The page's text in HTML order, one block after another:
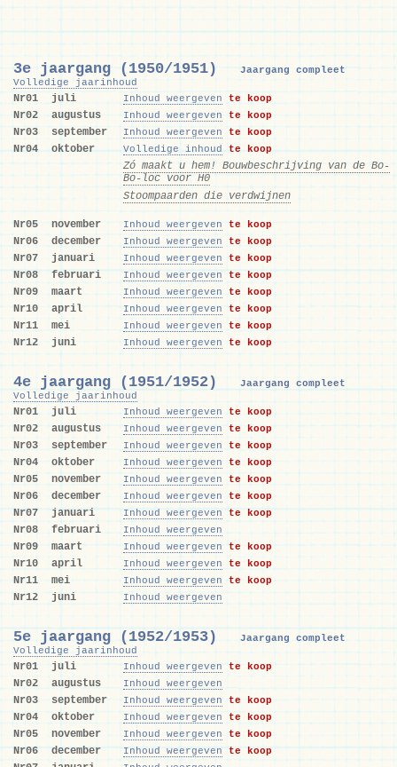
3e jaargang (1950/1951)
Jaargang compleet
Volledige jaarinhoud
Nr01 juli Inhoud weergeven te koop
Nr02 augustus Inhoud weergeven te koop
Nr03 september Inhoud weergeven te koop
Nr04 oktober Volledige inhoud te koop
Zó maakt u hem! Bouwbeschrijving van de Bo-
Bo-loc voor H0
Stoompaarden die verdwijnen
Nr05 november Inhoud weergeven te koop
Nr06 december Inhoud weergeven te koop
Nr07 januari Inhoud weergeven te koop
Nr08 februari Inhoud weergeven te koop
Nr09 maart Inhoud weergeven te koop
Nr10 april Inhoud weergeven te koop
Nr11 mei Inhoud weergeven te koop
Nr12 juni Inhoud weergeven te koop
4e jaargang (1951/1952)
Jaargang compleet
Volledige jaarinhoud
Nr01 juli Inhoud weergeven te koop
Nr02 augustus Inhoud weergeven te koop
Nr03 september Inhoud weergeven te koop
Nr04 oktober Inhoud weergeven te koop
Nr05 november Inhoud weergeven te koop
Nr06 december Inhoud weergeven te koop
Nr07 januari Inhoud weergeven te koop
Nr08 februari Inhoud weergeven
Nr09 maart Inhoud weergeven te koop
Nr10 april Inhoud weergeven te koop
Nr11 mei Inhoud weergeven te koop
Nr12 juni Inhoud weergeven
5e jaargang (1952/1953)
Jaargang compleet
Volledige jaarinhoud
Nr01 juli Inhoud weergeven te koop
Nr02 augustus Inhoud weergeven
Nr03 september Inhoud weergeven te koop
Nr04 oktober Inhoud weergeven te koop
Nr05 november Inhoud weergeven te koop
Nr06 december Inhoud weergeven te koop